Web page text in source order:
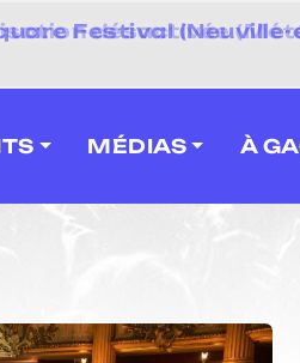
Festival (Neuville-
MÉDIAS À